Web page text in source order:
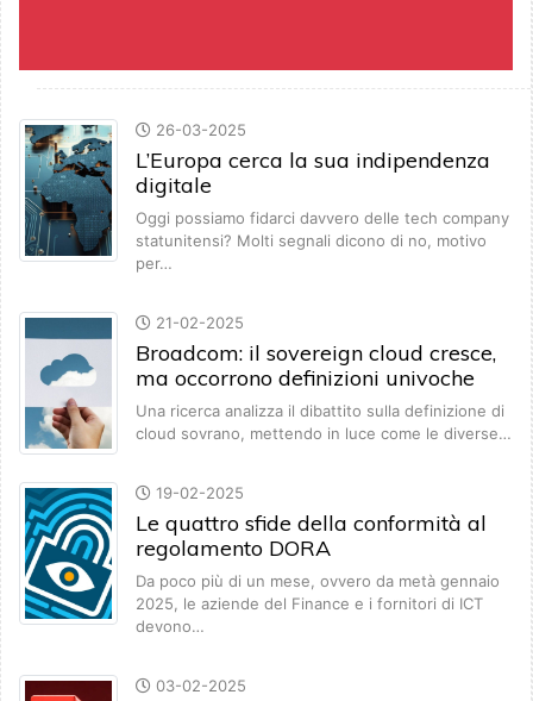
26-03-2025
L’Europa cerca la sua indipendenza
digitale
Oggi possiamo fidarci davvero delle tech company
statunitensi? Molti segnali dicono di no, motivo
per…
21-02-2025
Broadcom: il sovereign cloud cresce,
ma occorrono definizioni univoche
Una ricerca analizza il dibattito sulla definizione di
cloud sovrano, mettendo in luce come le diverse…
19-02-2025
Le quattro sfide della conformità al
regolamento DORA
Da poco più di un mese, ovvero da metà gennaio
2025, le aziende del Finance e i fornitori di ICT
devono…
03-02-2025